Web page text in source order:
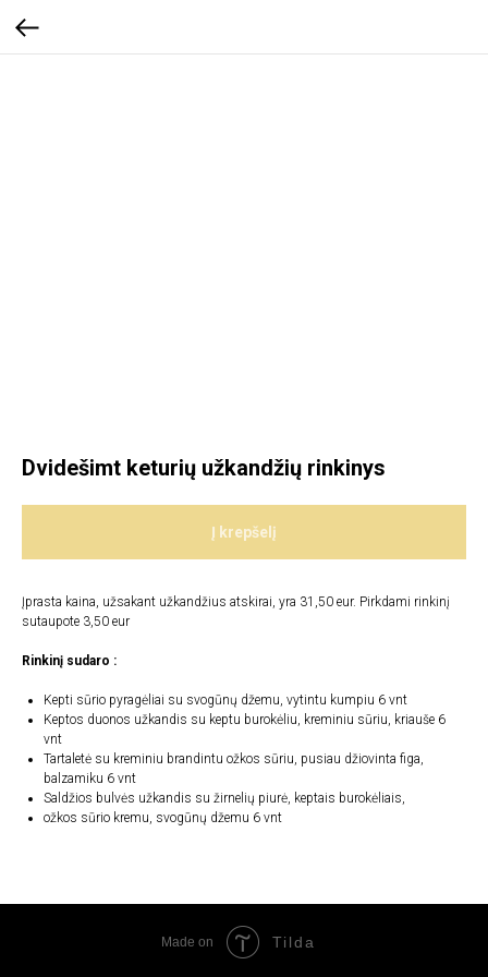
Dvidešimt keturių užkandžių rinkinys
Į krepšelį
Įprasta kaina, užsakant užkandžius atskirai, yra 31,50 eur. Pirkdami rinkinį
sutaupote 3,50 eur
Rinkinį sudaro :
Kepti sūrio pyragėliai su svogūnų džemu, vytintu kumpiu 6 vnt
Keptos duonos užkandis su keptu burokėliu, kreminiu sūriu, kriauše 6
vnt
Tartaletė su kreminiu brandintu ožkos sūriu, pusiau džiovinta figa,
balzamiku 6 vnt
Saldžios bulvės užkandis su žirnelių piurė, keptais burokėliais,
ožkos sūrio kremu, svogūnų džemu 6 vnt
Made on Tilda